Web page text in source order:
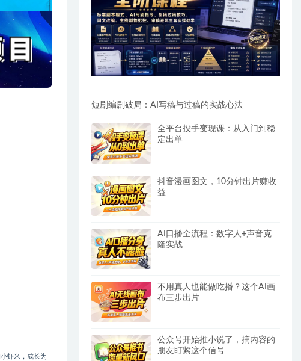
虾米，成长为
短剧编剧破局：AI写稿与过稿的实战心法
全平台投手变现课：从入门到稳
定出单
抖音漫画图文，10分钟出片赚收
益
AI口播全流程：数字人+声音克
隆实战
不用真人也能做吃播？这个AI画
布三步出片
公众号开始推小说了，搞内容的
朋友盯紧这个信号